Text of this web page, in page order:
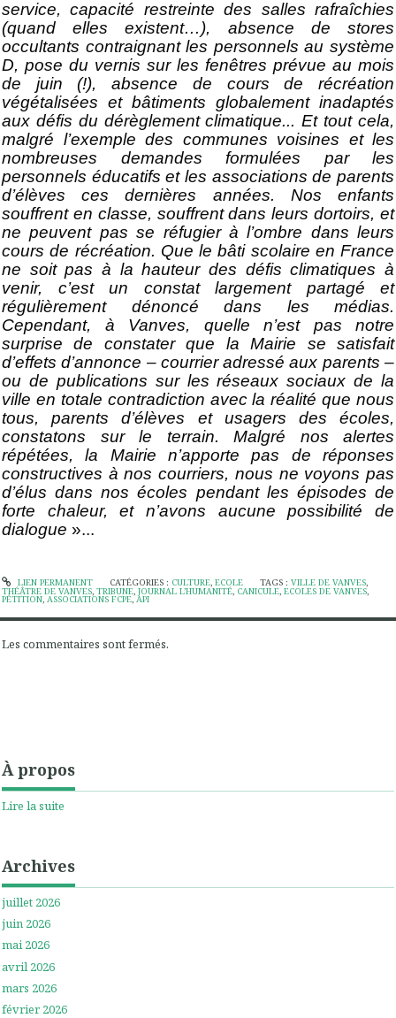
service, capacité restreinte des salles rafraîchies
(quand elles existent…), absence de stores
occultants contraignant les personnels au système
D, pose du vernis sur les fenêtres prévue au mois
de juin (!), absence de cours de récréation
végétalisées et bâtiments globalement inadaptés
aux défis du dérèglement climatique... Et tout cela,
malgré l’exemple des communes voisines et les
nombreuses demandes formulées par les
personnels éducatifs et les associations de parents
d’élèves ces dernières années.
Nos enfants
souffrent en classe, souffrent dans leurs dortoirs, et
ne peuvent pas se réfugier à l’ombre dans leurs
cours de récréation. Que le bâti scolaire en France
ne soit pas à la hauteur des défis climatiques à
venir, c’est un constat largement partagé et
régulièrement dénoncé dans les médias.
Cependant, à Vanves, quelle n’est pas notre
surprise de constater que la Mairie se satisfait
d’effets d’annonce – courrier adressé aux parents –
ou de publications sur les réseaux sociaux de la
ville en totale contradiction avec la réalité que nous
tous, parents d’élèves et usagers des écoles,
constatons sur le terrain. Malgré nos alertes
répétées, la Mairie n’apporte pas de réponses
constructives à nos courriers, nous ne voyons pas
d’élus dans nos écoles pendant les épisodes de
forte chaleur, et n’avons aucune possibilité de
dialogue »...
LIEN PERMANENT CATÉGORIES : CULTURE, ECOLE TAGS :VILLE DE VANVES,
THÉÂTRE DE VANVES, TRIBUNE, JOURNAL L’HUMANITÉ, CANICULE, ECOLES DE VANVES,
PÉTITION, ASSOCIATIONS FCPE,API
Les commentaires sont fermés.
À propos
Lire la suite
Archives
juillet 2026
juin 2026
mai 2026
avril 2026
mars 2026
février 2026